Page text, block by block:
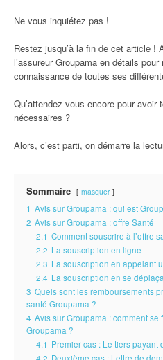
Ne vous inquiétez pas !
Restez jusqu’à la fin de cet article !
l’assureur Groupama en détails
connaissance de toutes ses
Qu’attendez-vous encore pour avoir
nécessaires ?
Alors, c’est parti, on démarre la
Sommaire masquer
1 Avis sur Groupama : qui est
2 Avis sur Groupama : offre Santé
2.1 Comment souscrire à l’offre
2.2 La souscription en ligne
2.3 La souscription en appelant
2.4 La souscription en se
3 Quels sont les remboursements
santé Groupama ?
4 Avis sur Groupama : comment
Groupama ?
4.1 Premier cas : Le tiers payant